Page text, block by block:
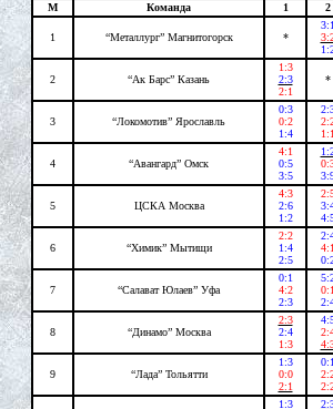
М Команда 1 2
1 “Металлург” Магнитогорск *
2 “Ак Барс” Казань
1:3
2:3
2:1
*
3 “Локомотив” Ярославль
0:3
0:2
1:4
4 “Авангард” Омск
4:1
0:5
3:5
5 ЦСКА Москва
4:3
2:6
1:2
6 “Химик” Мытищи
2:2
1:4
2:5
7 “Салават Юлаев” Уфа
0:1
4:2
2:3
8 “Динамо” Москва
2:3
2:4
1:3
9 “Лада” Тольятти
1:3
0:0
2:1
1:3